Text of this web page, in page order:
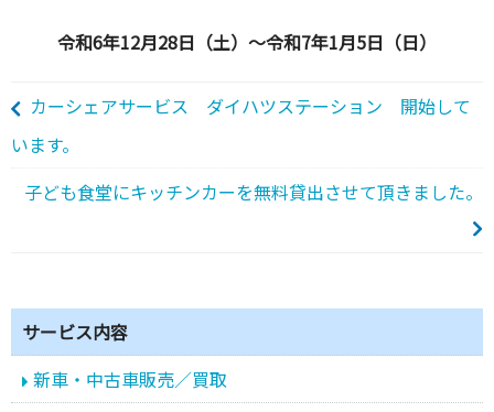
令和6年12月28日（土）～令和7年1月5日（日）
カーシェアサービス ダイハツステーション 開始して
います。
子ども食堂にキッチンカーを無料貸出させて頂きました。
サービス内容
新車・中古車販売／買取